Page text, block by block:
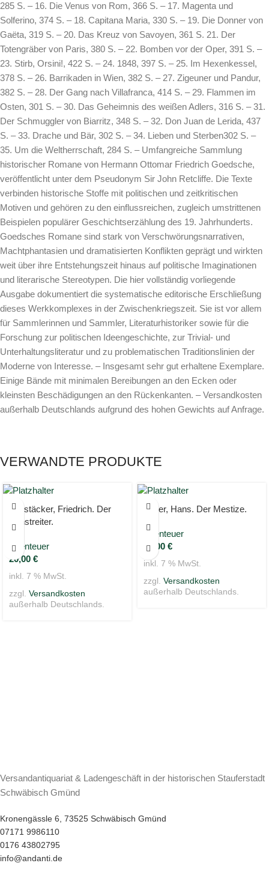
285 S. – 16. Die Venus von Rom, 366 S. – 17. Magenta und
Solferino, 374 S. – 18. Capitana Maria, 330 S. – 19. Die Donner von
Gaëta, 319 S. – 20. Das Kreuz von Savoyen, 361 S. 21. Der
Totengräber von Paris, 380 S. – 22. Bomben vor der Oper, 391 S. –
23. Stirb, Orsini!, 422 S. – 24. 1848, 397 S. – 25. Im Hexenkessel,
378 S. – 26. Barrikaden in Wien, 382 S. – 27. Zigeuner und Pandur,
382 S. – 28. Der Gang nach Villafranca, 414 S. – 29. Flammen im
Osten, 301 S. – 30. Das Geheimnis des weißen Adlers, 316 S. – 31.
Der Schmuggler von Biarritz, 348 S. – 32. Don Juan de Lerida, 437
S. – 33. Drache und Bär, 302 S. – 34. Lieben und Sterben302 S. –
35. Um die Weltherrschaft, 284 S. – Umfangreiche Sammlung
historischer Romane von Hermann Ottomar Friedrich Goedsche,
veröffentlicht unter dem Pseudonym Sir John Retcliffe. Die Texte
verbinden historische Stoffe mit politischen und zeitkritischen
Motiven und gehören zu den einflussreichen, zugleich umstrittenen
Beispielen populärer Geschichtserzählung des 19. Jahrhunderts.
Goedsches Romane sind stark von Verschwörungsnarrativen,
Machtphantasien und dramatisierten Konflikten geprägt und wirkten
weit über ihre Entstehungszeit hinaus auf politische Imaginationen
und literarische Stereotypen. Die hier vollständig vorliegende
Ausgabe dokumentiert die systematische editorische Erschließung
dieses Werkkomplexes in der Zwischenkriegszeit. Sie ist vor allem
für Sammlerinnen und Sammler, Literaturhistoriker sowie für die
Forschung zur politischen Ideengeschichte, zur Trivial- und
Unterhaltungsliteratur und zu problematischen Traditionslinien der
Moderne von Interesse. – Insgesamt sehr gut erhaltene Exemplare.
Einige Bände mit minimalen Bereibungen an den Ecken oder
kleinsten Beschädigungen an den Rückenkanten. – Versandkosten
außerhalb Deutschlands aufgrund des hohen Gewichts auf Anfrage.
VERWANDTE PRODUKTE
Gerstäcker, Friedrich. Der
Kunstreiter.
Abenteuer
20,00 €
inkl. 7 % MwSt.
zzgl. Versandkosten
außerhalb Deutschlands.
Haller, Hans. Der Mestize.
Abenteuer
30,00 €
inkl. 7 % MwSt.
zzgl. Versandkosten
außerhalb Deutschlands.
Versandantiquariat & Ladengeschäft in der historischen Stauferstadt
Schwäbisch Gmünd
Kronengässle 6, 73525 Schwäbisch Gmünd
07171 9986110
0176 43802795
info@andanti.de